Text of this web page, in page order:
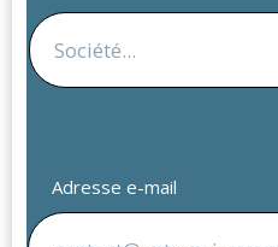
Adresse e-mail